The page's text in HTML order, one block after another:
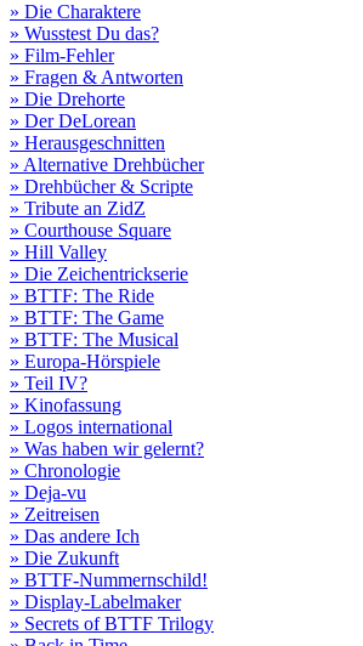
» Die Charaktere
» Wusstest Du das?
» Film-Fehler
» Fragen & Antworten
» Die Drehorte
» Der DeLorean
» Herausgeschnitten
» Alternative Drehbücher
» Drehbücher & Scripte
» Tribute an ZidZ
» Courthouse Square
» Hill Valley
» Die Zeichentrickserie
» BTTF: The Ride
» BTTF: The Game
» BTTF: The Musical
» Europa-Hörspiele
» Teil IV?
» Kinofassung
» Logos international
» Was haben wir gelernt?
» Chronologie
» Deja-vu
» Zeitreisen
» Das andere Ich
» Die Zukunft
» BTTF-Nummernschild!
» Display-Labelmaker
» Secrets of BTTF Trilogy